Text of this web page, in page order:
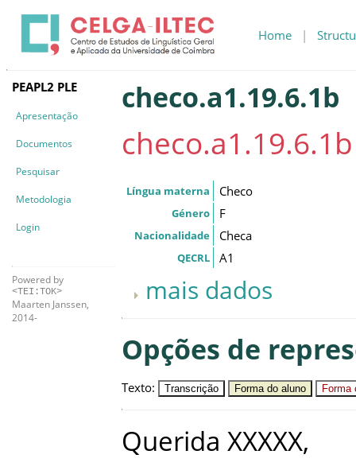
Home |
PEAPL2 PLE
Apresentação
Documentos
Pesquisar
Metodologia
Login
Powered by
<TEI:TOK>
Maarten Janssen,
2014-
checo.a1.19.6.1b
checo.a1.19.6.1b
Língua materna Checo
Género F
Nacionalidade Checa
QECRL A1
mais dados
Opções de
Texto: Transcrição Forma do aluno Forma
Querida XXXXX,